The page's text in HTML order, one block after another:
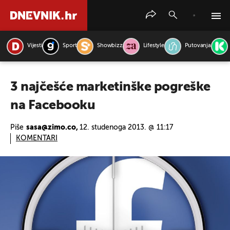
Vijesti Sport Showbizz Lifestyle Putovanja
3 najčešće marketinške pogreške
na Facebooku
Piše sasa@zimo.co, 12. studenoga 2013. @ 11:17
KOMENTARI
PRETRAŽITE VIJESTI